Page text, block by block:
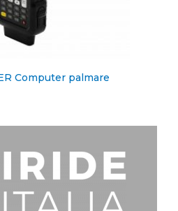
Computer palmare